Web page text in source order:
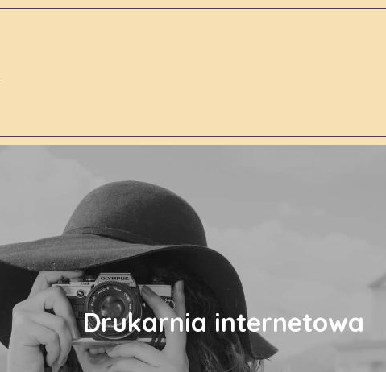
Drukarnia internetowa